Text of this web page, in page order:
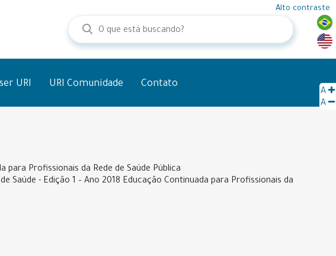
Alto contraste
A
A
URI URI Comunidade Contato
para Profissionais da Rede de Saúde Pública
- Edição 1 – Ano 2018 Educação Continuada para Profissionais da